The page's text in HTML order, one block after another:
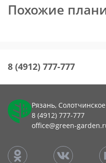
Похожие
8 (4912) 777-777
Рязань,
8 (4912) 777-777
office@green-